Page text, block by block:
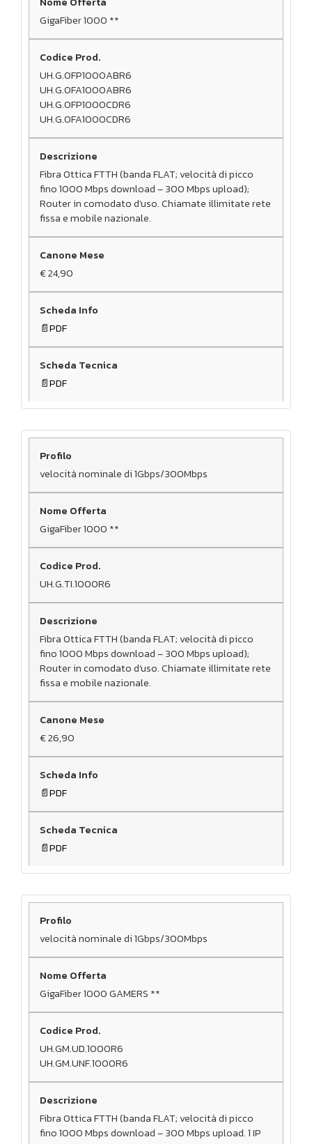
GigaFiber 1000 **
UH.G.OFP1000ABR6
UH.G.OFA1000ABR6
UH.G.OFP1000CDR6
UH.G.OFA1000CDR6
Fibra Ottica FTTH (banda FLAT; velocità di picco
fino 1000 Mbps download – 300 Mbps upload);
Router in comodato d’uso. Chiamate illimitate rete
fissa e mobile nazionale.
€ 24,90
PDF
PDF
velocità nominale di 1Gbps/300Mbps
GigaFiber 1000 **
UH.G.TI.1000R6
Fibra Ottica FTTH (banda FLAT; velocità di picco
fino 1000 Mbps download – 300 Mbps upload);
Router in comodato d’uso. Chiamate illimitate rete
fissa e mobile nazionale.
€ 26,90
PDF
PDF
velocità nominale di 1Gbps/300Mbps
GigaFiber 1000 GAMERS **
UH.GM.UD.1000R6
UH.GM.UNF.1000R6
Fibra Ottica FTTH (banda FLAT; velocità di picco
fino 1000 Mbps download – 300 Mbps upload. 1 IP